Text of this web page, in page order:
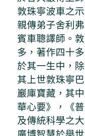
敦珠寧波車之
親傳弟子舍利
賓車聰譯師。
多，著作四十
於其一生中，
其上世敦珠寧
巖庫寶藏，其
華心要》，《
及傳統科學之